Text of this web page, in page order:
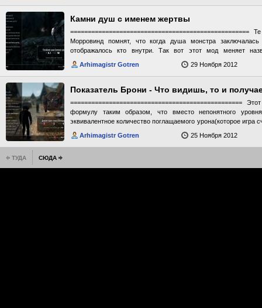
ТУДА СЮДА
модами, которые изменяют меши тела или ползунок размера
Skyre(по данным автора). При использовании опциональника
навыки своего класса даются вам относительно легко, навыки
создании персонажа(при соз перса для выбора доступны
хотите начинать нов игру прочитайте книгу "Новое начало"
Автор обещает что все будет нормуль, но лучше наверно
хз. хз не проверял). Видео от автора:http://
Камни душ с именем жертвы
Морровинд помнят, что когда душа монстра
отображалось кто внутри. Так вот этот мод меняет
аналогичному принципу.Вообщем радость для Моррофила),
душ вам поможет Дистационная Ловушка Душ. ссылка в
Arhimagistr Gotren 29 Ноября 2012
Показатель Брони - Что видишь, то и
=================================================
формулу таким образом, что вместо непонятного
эквивалентное количество поглащаемого урона(которое игра
не показывает). Значение есть на каждой броне а также
скрины. Больше никаких правок все как в оригинале.
урона в ваниле 80% это примерно 1000ед брони по
затрагивает формулу, естественно)
Arhimagistr Gotren 25 Ноября 2012